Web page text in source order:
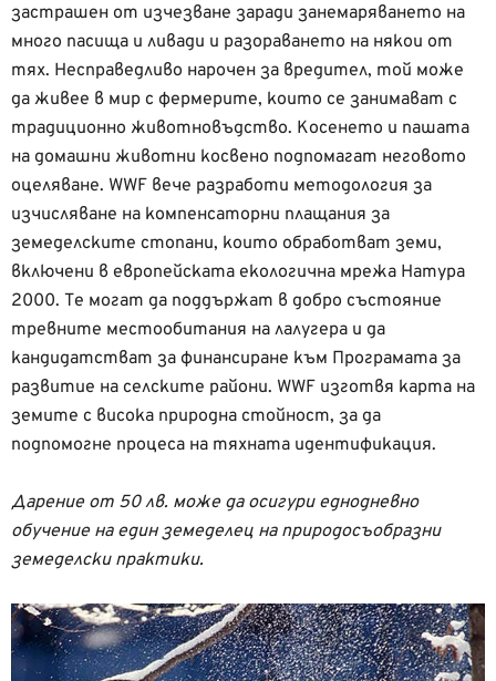
застрашен от изчезване заради занемаряването на
много пасища и ливади и разораването на някои от
тях. Несправедливо нарочен за вредител, той може
да живее в мир с фермерите, които се занимават с
традиционно животновъдство. Косенето и пашата
на домашни животни косвено подпомагат неговото
оцеляване. WWF вече разработи методология за
изчисляване на компенсаторни плащания за
земеделските стопани, които обработват земи,
включени в европейската екологична мрежа Натура
2000. Те могат да поддържат в добро състояние
тревните местообитания на лалугера и да
кандидатстват за финансиране към Програмата за
развитие на селските райони. WWF изготвя карта на
земите с висока природна стойност, за да
подпомогне процеса на тяхната идентификация.
Дарение от 50 лв. може да осигури еднодневно
обучение на един земеделец на природосъобразни
земеделски практики.